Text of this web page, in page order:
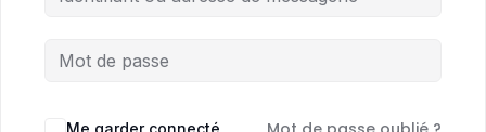
Me garder connecté